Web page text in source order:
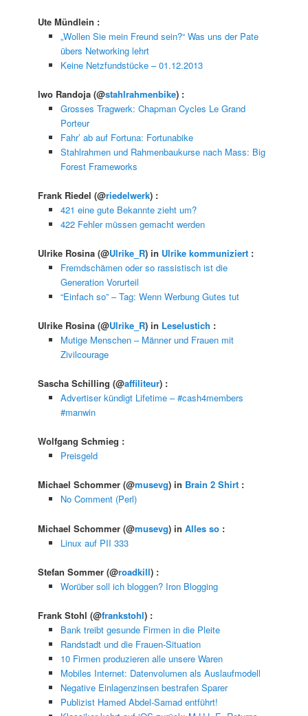
Ute Mündlein :
„Wollen Sie mein Freund sein?“ Was uns der Pate
übers Networking lehrt
Keine Netzfundstücke – 01.12.2013
Iwo Randoja(@stahlrahmenbike) :
Grosses Tragwerk: Chapman Cycles Le Grand
Porteur
Fahr’ ab auf Fortuna: Fortunabike
Stahlrahmen und Rahmenbaukurse nach Mass: Big
Forest Frameworks
Frank Riedel(@riedelwerk) :
421 eine gute Bekannte zieht um?
422 Fehler müssen gemacht werden
Ulrike Rosina(@Ulrike_R) in Ulrike kommuniziert :
Fremdschämen oder so rassistisch ist die
Generation Vorurteil
“Einfach so” – Tag: Wenn Werbung Gutes tut
Ulrike Rosina(@Ulrike_R) in Leselustich :
Mutige Menschen – Männer und Frauen mit
Zivilcourage
Sascha Schilling(@affiliteur) :
Advertiser kündigt Lifetime – #cash4members
#manwin
Wolfgang Schmieg :
Preisgeld
Michael Schommer(@musevg) in Brain 2 Shirt :
No Comment (Perl)
Michael Schommer(@musevg) inAlles so :
Linux auf PII 333
Stefan Sommer(@roadkill) :
Worüber soll ich bloggen? Iron Blogging
Frank Stohl(@frankstohl) :
Bank treibt gesunde Firmen in die Pleite
Randstadt und die Frauen-Situation
10 Firmen produzieren alle unsere Waren
Mobiles Internet: Datenvolumen als Auslaufmodell
Negative Einlagenzinsen bestrafen Sparer
Publizist Hamed Abdel-Samad entführt!